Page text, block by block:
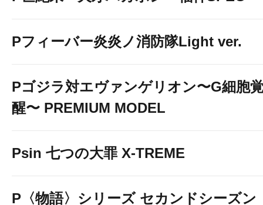
LINEお友達追加は↑こちらを
Pフィーバー炎炎ノ消防隊Light ver.
Pゴジラ対エヴァンゲリオン〜G細胞
醒〜 PREMIUM MODEL
Psin 七つの大罪 X-TREME
P〈物語〉シリーズ セカンドシーズン